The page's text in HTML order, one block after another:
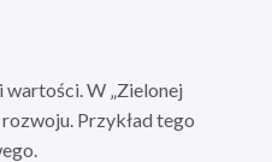
W „Zielonej
Przykład tego